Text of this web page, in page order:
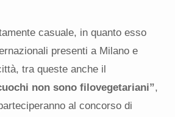
casuale, in quanto esso
presenti a Milano e
tra queste anche il
non sono filovegetariani”,
al concorso di